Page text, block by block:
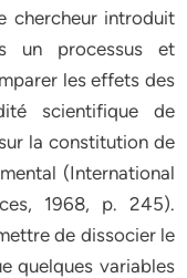
chercheur introduit
un processus et
les effets des
scientifique de
la constitution de
(International
1968, p. 245).
de dissocier le
quelques variables